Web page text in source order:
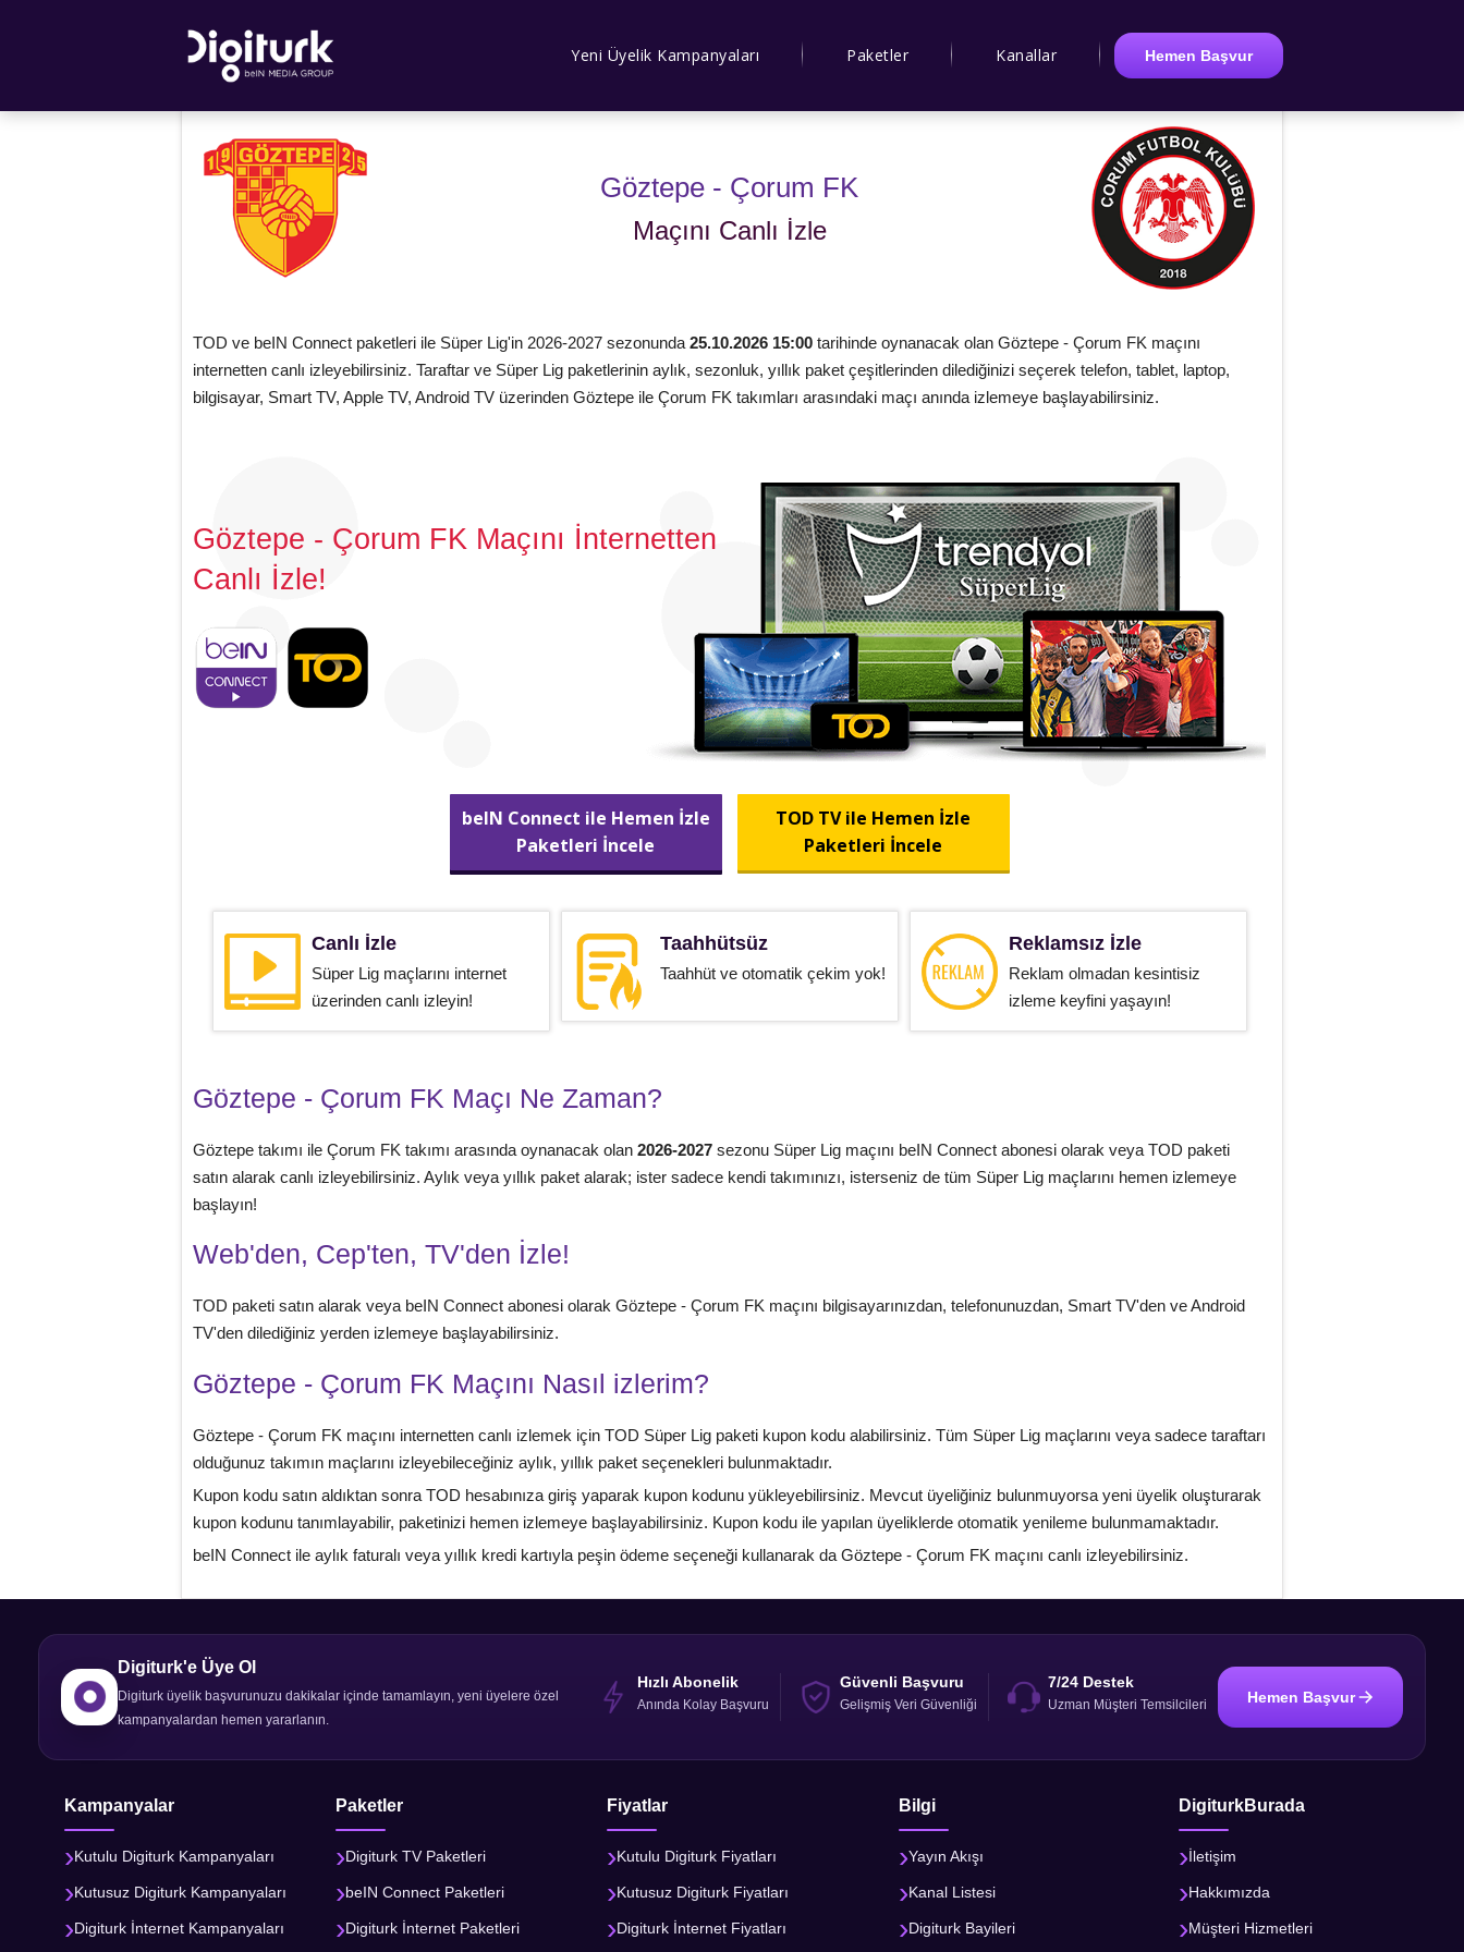
Yeni Üyelik Kampanyaları Paketler Kanallar Hemen Başvur
Göztepe - Çorum FK
Maçını Canlı İzle
TOD ve beIN Connect paketleri ile Süper Lig'in 2026-2027 sezonunda 25.10.2026 15:00 tarihinde oynanacak olan Göztepe - Çorum FK maçını
internetten canlı izleyebilirsiniz. Taraftar ve Süper Lig paketlerinin aylık, sezonluk, yıllık paket çeşitlerinden dilediğinizi seçerek telefon, tablet, laptop,
bilgisayar, Smart TV, Apple TV, Android TV üzerinden Göztepe ile Çorum FK takımları arasındaki maçı anında izlemeye başlayabilirsiniz.
Göztepe - Çorum FK Maçını İnternetten
Canlı İzle!
beIN Connect ile Hemen İzle
Paketleri İncele
TOD TV ile Hemen İzle
Paketleri İncele
Canlı İzle
Süper Lig maçlarını internet
üzerinden canlı izleyin!
Taahhütsüz
Taahhüt ve otomatik çekim yok!
Reklamsız İzle
Reklam olmadan kesintisiz
izleme keyfini yaşayın!
Göztepe - Çorum FK Maçı Ne Zaman?
Göztepe takımı ile Çorum FK takımı arasında oynanacak olan 2026-2027 sezonu Süper Lig maçını beIN Connect abonesi olarak veya TOD paketi
satın alarak canlı izleyebilirsiniz. Aylık veya yıllık paket alarak; ister sadece kendi takımınızı, isterseniz de tüm Süper Lig maçlarını hemen izlemeye
başlayın!
Web'den, Cep'ten, TV'den İzle!
TOD paketi satın alarak veya beIN Connect abonesi olarak Göztepe - Çorum FK maçını bilgisayarınızdan, telefonunuzdan, Smart TV'den ve Android
TV'den dilediğiniz yerden izlemeye başlayabilirsiniz.
Göztepe - Çorum FK Maçını Nasıl izlerim?
Göztepe - Çorum FK maçını internetten canlı izlemek için TOD Süper Lig paketi kupon kodu alabilirsiniz. Tüm Süper Lig maçlarını veya sadece taraftarı
olduğunuz takımın maçlarını izleyebileceğiniz aylık, yıllık paket seçenekleri bulunmaktadır.
Kupon kodu satın aldıktan sonra TOD hesabınıza giriş yaparak kupon kodunu yükleyebilirsiniz. Mevcut üyeliğiniz bulunmuyorsa yeni üyelik oluşturarak
kupon kodunu tanımlayabilir, paketinizi hemen izlemeye başlayabilirsiniz. Kupon kodu ile yapılan üyeliklerde otomatik yenileme bulunmamaktadır.
beIN Connect ile aylık faturalı veya yıllık kredi kartıyla peşin ödeme seçeneği kullanarak da Göztepe - Çorum FK maçını canlı izleyebilirsiniz.
Digiturk'e Üye Ol
Digiturk üyelik başvurunuzu dakikalar içinde tamamlayın, yeni üyelere özel
kampanyalardan hemen yararlanın.
Hızlı Abonelik
Anında Kolay Başvuru
Güvenli Başvuru
Gelişmiş Veri Güvenliği
7/24 Destek
Uzman Müşteri Temsilcileri Hemen Başvur
Kampanyalar
Kutulu Digiturk Kampanyaları
Kutusuz Digiturk Kampanyaları
Digiturk İnternet Kampanyaları
Paketler
Digiturk TV Paketleri
beIN Connect Paketleri
Digiturk İnternet Paketleri
Fiyatlar
Kutulu Digiturk Fiyatları
Kutusuz Digiturk Fiyatları
Digiturk İnternet Fiyatları
Bilgi
Yayın Akışı
Kanal Listesi
Digiturk Bayileri
DigiturkBurada
İletişim
Hakkımızda
Müşteri Hizmetleri